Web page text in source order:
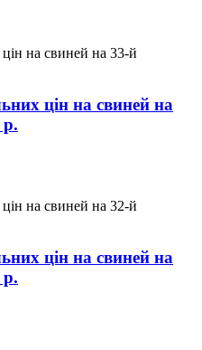
на свиней на 33-й
цін на свиней на
р.
на свиней на 32-й
цін на свиней на
р.